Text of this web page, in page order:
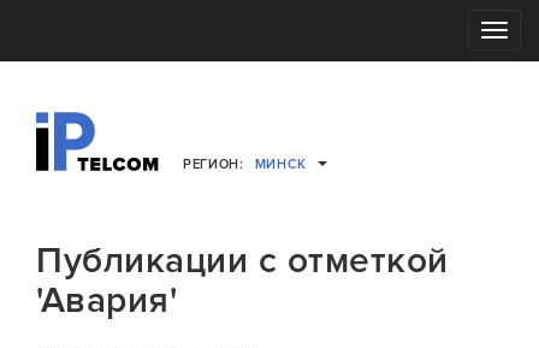
Toggle
РЕГИОН: МИНСК
Публикации с отметкой
'Авария'